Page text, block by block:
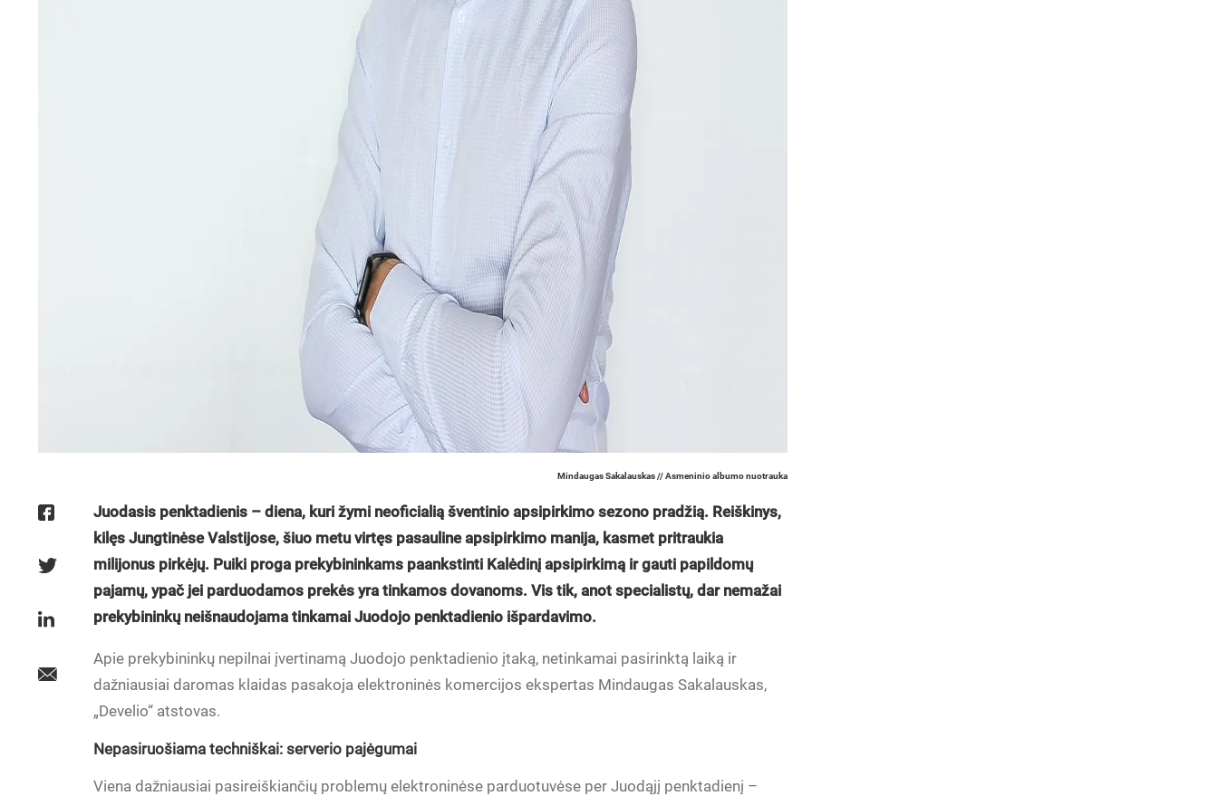
Mindaugas Sakalauskas // Asmeninio albumo nuotrauka
Juodasis penktadienis – diena, kuri žymi neoficialią šventinio apsipirkimo sezono pradžią. Reiškinys,
kilęs Jungtinėse Valstijose, šiuo metu virtęs pasauline apsipirkimo manija, kasmet pritraukia
milijonus pirkėjų. Puiki proga prekybininkams paankstinti Kalėdinį apsipirkimą ir gauti papildomų
pajamų, ypač jei parduodamos prekės yra tinkamos dovanoms. Vis tik, anot specialistų, dar nemažai
prekybininkų neišnaudojama tinkamai Juodojo penktadienio išpardavimo.
Apie prekybininkų nepilnai įvertinamą Juodojo penktadienio įtaką, netinkamai pasirinktą laiką ir
dažniausiai daromas klaidas pasakoja elektroninės komercijos ekspertas Mindaugas Sakalauskas,
„Develio“ atstovas.
Nepasiruošiama techniškai: serverio pajėgumai
Viena dažniausiai pasireiškiančių problemų elektroninėse parduotuvėse per Juodąjį penktadienį –